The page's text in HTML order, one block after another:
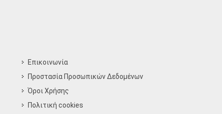
Επικοινωνία
Προστασία Προσωπικών Δεδομένων
Όροι Χρήσης
Πολιτική cookies